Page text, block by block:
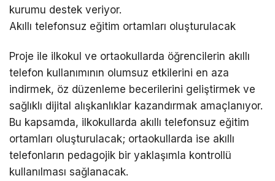
kurumu destek veriyor.
Akıllı telefonsuz eğitim ortamları oluşturulacak
Proje ile ilkokul ve ortaokullarda öğrencilerin akıllı
telefon kullanımının olumsuz etkilerini en aza
indirmek, öz düzenleme becerilerini geliştirmek ve
sağlıklı dijital alışkanlıklar kazandırmak amaçlanıyor.
Bu kapsamda, ilkokullarda akıllı telefonsuz eğitim
ortamları oluşturulacak; ortaokullarda ise akıllı
telefonların pedagojik bir yaklaşımla kontrollü
kullanılması sağlanacak.